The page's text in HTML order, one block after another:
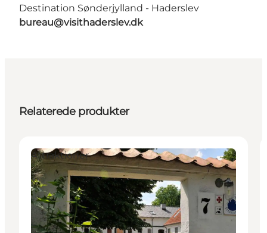
Destination Sønderjylland - Haderslev
bureau@visithaderslev.dk
Relaterede produkter
Attraktioner